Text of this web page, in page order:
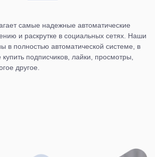
самые надежные автоматические
и раскрутке в социальных сетях. Наши
в полностью автоматической системе, в
подписчиков, лайки, просмотры,
другое.